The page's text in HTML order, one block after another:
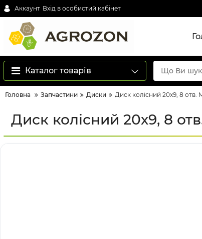
Аккаунт Вхід в особистий кабінет
Каталог товарів
Головна Запчастини Диски Диск колісний 20х9, 8 отв.
Диск колісний 20х9, 8